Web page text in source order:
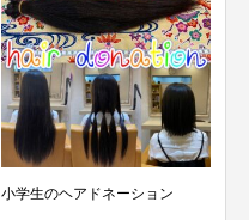
小学生のヘアドネーション